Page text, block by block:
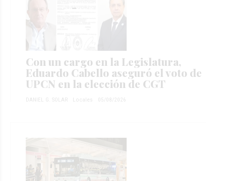
Con un cargo en la Legislatura,
Eduardo Cabello aseguró el voto de
UPCN en la elección de CGT
DANIEL G. SOLAR Locales 05/08/2026